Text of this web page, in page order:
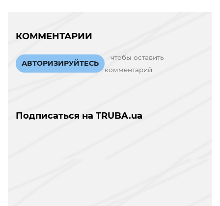
КОММЕНТАРИИ
АВТОРИЗИРУЙТЕСЬ
чтобы оставить
комментарий
Подписаться на TRUBA.ua